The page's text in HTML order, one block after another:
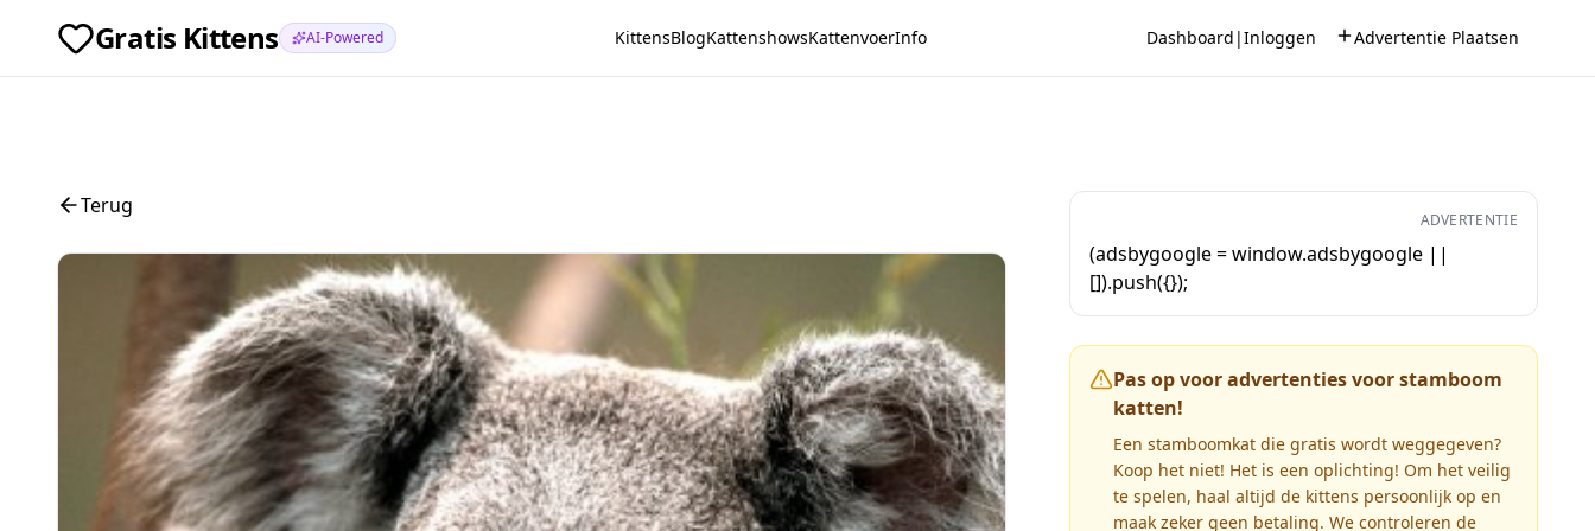
Gratis Kittens AI-Powered KittensBlogKattenshowsKattenvoerInfo Dashboard |Inloggen Advertentie Plaatsen
Terug
ADVERTENTIE
(adsbygoogle = window.adsbygoogle ||
[]).push({});
Pas op voor advertenties voor stamboom
katten!
Een stamboomkat die gratis wordt weggegeven?
Koop het niet! Het is een oplichting! Om het veilig
te spelen, haal altijd de kittens persoonlijk op en
maak zeker geen betaling. We controleren de